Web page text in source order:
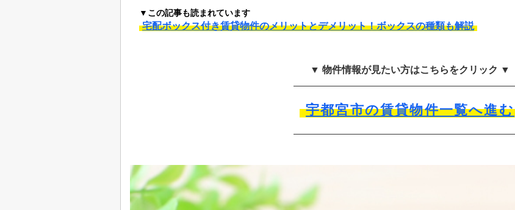
▼この記事も読まれています
宅配ボックス付き賃貸物件のメリットとデメリット！ボックスの種類も解説
▼ 物件情報が見たい方はこちらをクリック ▼
宇都宮市の賃貸物件一覧へ進む